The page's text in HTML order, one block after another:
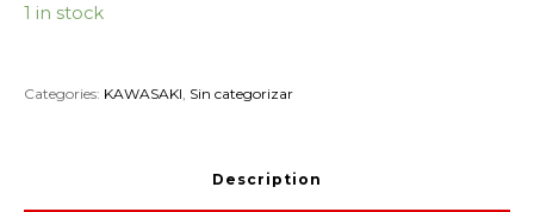
1 in stock
Categories: KAWASAKI, Sin categorizar
Description